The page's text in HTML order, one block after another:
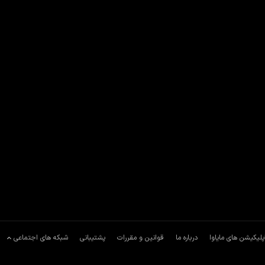
های مایاوا درباره ما قوانین و مقررات پشتیبانی شبکه های اجتماعی